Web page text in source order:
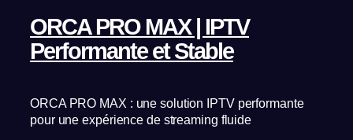
ORCA PRO MAX | IPTV
Performante et Stable
ORCA PRO MAX : une solution IPTV performante
pour une expérience de streaming fluide